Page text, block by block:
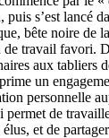
puis s’est lancé
bête noire de
de travail favori.
aux tabliers
un
personnelle
permet de
et de